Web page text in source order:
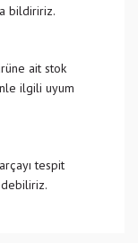
bildiririz.
ait stok
ilgili uyum
tespit